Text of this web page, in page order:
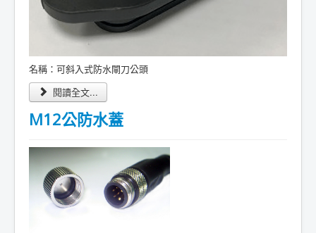
名稱： 可斜入式防水閘刀公頭
閱讀全文...
M12公防水蓋